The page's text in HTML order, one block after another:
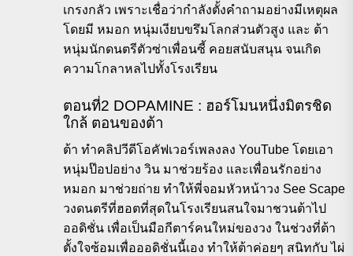
เกรงกลัว เพราะเชื่อว่ากำลังตั้งคำถามอย่างมีเหตุผล
โดยมี หมอก หนุ่มเงียบขรึมโลกส่วนตัวสูง และ ต้า
หนุ่มนักดนตรีตัวซ่าเพื่อนซี้ คอยสนับสนุน จนเกิด
ความโกลาหลไปทั้งโรงเรียน
ตอนที่2 DOPAMINE : ฮอร์โมนหนึ่งมิตรชิด
ใกล้ ตอนของต้า
ต้า ทำคลิปวีดีโอคัฟเวอร์เพลงลง YouTube โดยเอา
หนุ่มป๊อปอย่าง วิน มาช่วยร้อง และเพื่อนรักอย่าง
หมอก มาช่วยถ่าย ทำให้พี่จอมหัวหน้าวง See Scape
วงดนตรีที่ฮอตที่สุดในโรงเรียนสนใจมาชวนต้าไป
ออดิชั่น เพื่อเป็นมือกีตาร์คนใหม่ของวง ในช่วงที่ต้า
ตั้งใจซ้อมเพื่อออดิชั่นนี้เอง ทำให้ต้าค่อยๆ สนิทกับ ไผ่